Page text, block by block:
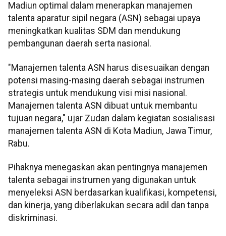
Madiun optimal dalam menerapkan manajemen
talenta aparatur sipil negara (ASN) sebagai upaya
meningkatkan kualitas SDM dan mendukung
pembangunan daerah serta nasional.
"Manajemen talenta ASN harus disesuaikan dengan
potensi masing-masing daerah sebagai instrumen
strategis untuk mendukung visi misi nasional.
Manajemen talenta ASN dibuat untuk membantu
tujuan negara," ujar Zudan dalam kegiatan sosialisasi
manajemen talenta ASN di Kota Madiun, Jawa Timur,
Rabu.
Pihaknya menegaskan akan pentingnya manajemen
talenta sebagai instrumen yang digunakan untuk
menyeleksi ASN berdasarkan kualifikasi, kompetensi,
dan kinerja, yang diberlakukan secara adil dan tanpa
diskriminasi.